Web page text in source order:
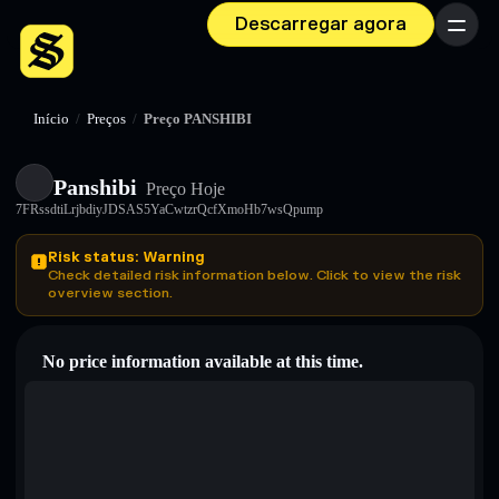
Descarregar agora Menu
Início / Preços / Preço PANSHIBI
Panshibi Preço Hoje
7FRssdtiLrjbdiyJDSAS5YaCwtzrQcfXmoHb7wsQpump
Risk status: Warning
Check detailed risk information below. Click to view the risk
overview section.
No price information available at this time.